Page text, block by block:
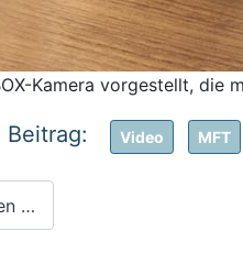
Kamera vorgestellt, die
Video MFT
…